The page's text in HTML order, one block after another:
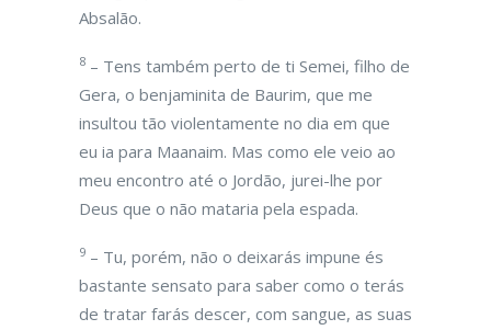
Absalão.
8 – Tens também perto de ti Semei, filho de
Gera, o benjaminita de Baurim, que me
insultou tão violentamente no dia em que
eu ia para Maanaim. Mas como ele veio ao
meu encontro até o Jordão, jurei-lhe por
Deus que o não mataria pela espada.
9 – Tu, porém, não o deixarás impune és
bastante sensato para saber como o terás
de tratar farás descer, com sangue, as suas